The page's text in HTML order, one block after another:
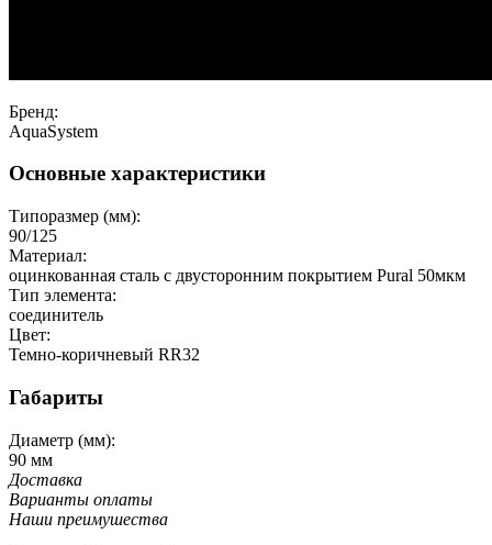
Бренд:
AquaSystem
Основные характеристики
Типоразмер (мм):
90/125
Материал:
оцинкованная сталь с двусторонним покрытием Pural 50мкм
Тип элемента:
соединитель
Цвет:
Темно-коричневый RR32
Габариты
Диаметр (мм):
90 мм
Доставка
Варианты оплаты
Наши преимушества